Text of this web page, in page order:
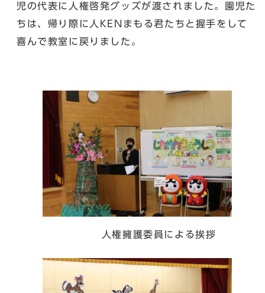
児の代表に人権啓発グッズが渡されました。園児た
ちは、帰り際に人KENまもる君たちと握手をして
喜んで教室に戻りました。
人権擁護委員による挨拶